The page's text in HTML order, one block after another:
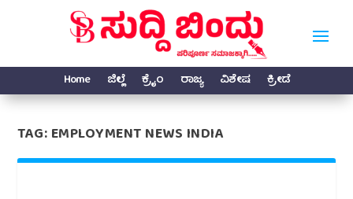
Home ಜಿಲ್ಲೆ ಕ್ರೈಂ ರಾಜ್ಯ ವಿಶೇಷ ಕ್ರೀಡೆ
TAG:EMPLOYMENT NEWS INDIA